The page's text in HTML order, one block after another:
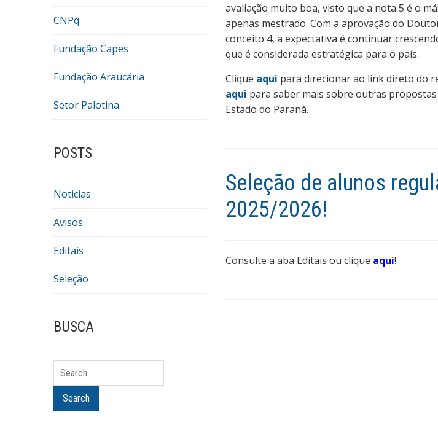
CNPq
Fundação Capes
Fundação Araucária
Setor Palotina
POSTS
Noticias
Avisos
Editais
Seleção
BUSCA
Search
Search
avaliação muito boa, visto que a nota 5 é o
apenas mestrado. Com a aprovação do
conceito 4, a expectativa é continuar
que é considerada estratégica para o país.
Clique aqui para direcionar ao link direto do
aqui para saber mais sobre outras
Estado do Paraná.
Seleção de alunos
2025/2026!
Consulte a aba Editais ou clique aqui!